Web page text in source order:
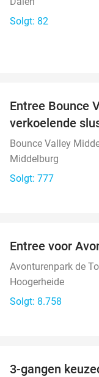
Solgt: 82
Entree Bounce
verkoelende
Bounce Valley
Middelburg
Solgt: 777
Entree voor
Avonturenpark de
Hoogerheide
Solgt: 8.758
3-gangen